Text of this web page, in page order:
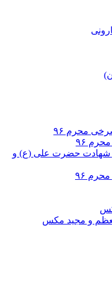
محرم ۹۶
۹۶
شهادت حضرت علی (ع) و
۹۶
و مجید مکس